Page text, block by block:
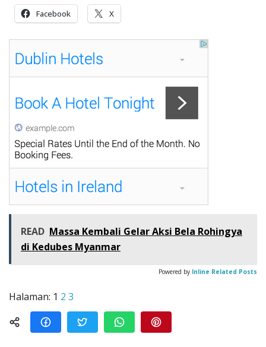
Facebook X
READ Massa Kembali Gelar Aksi Bela Rohingya
di Kedubes Myanmar
Powered by Inline Related Posts
Halaman: 1 2 3